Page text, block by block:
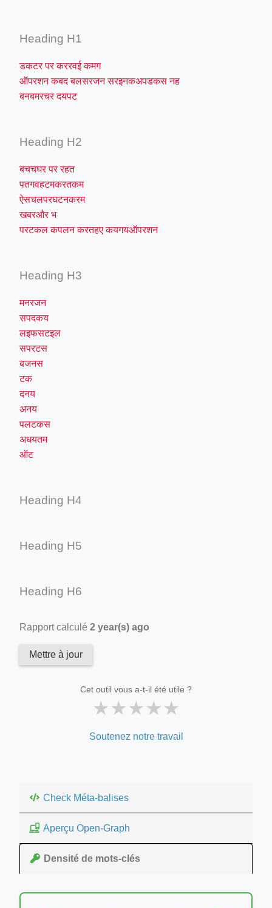
Heading H1
डकटर पर कररवई कमग
ऑपरशन कबद बलसरजन सरइनकअपडकस नह
बनबमरचर दयपट
Heading H2
बचचघर पर रहत
पतगवहटमकरतकम
ऐसचलपरघटनकरम
खबरऔर भ
परटकल कपलन करतहए कयगयऑपरशन
Heading H3
मनरजन
सपदकय
लइफसटइल
सपरटस
बजनस
टक
दनय
अनय
पलटकस
अधयतम
ऑट
Heading H4
Heading H5
Heading H6
Rapport calculé 2 year(s) ago
Mettre à jour
Cet outil vous a-t-il été utile ?
★★★★★
Soutenez notre travail
Check Méta-balises
Aperçu Open-Graph
Densité de mots-clés